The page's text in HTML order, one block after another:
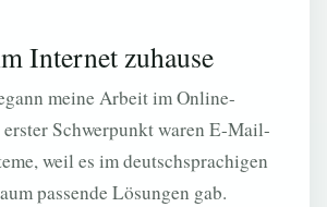
Internet zuhause
meine Arbeit im Online-
Schwerpunkt waren E-Mail-
weil es im deutschsprachigen
passende Lösungen gab.